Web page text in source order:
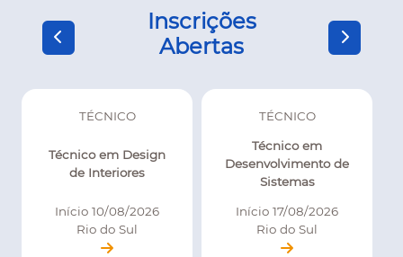
Inscrições
Abertas
TÉCNICO
Técnico em Design
de Interiores
Início 10/08/2026
Rio do Sul
TÉCNICO
Técnico em
Desenvolvimento de
Sistemas
Início 17/08/2026
Rio do Sul